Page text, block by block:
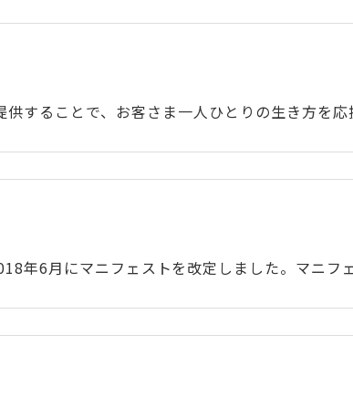
することで、お客さま一人ひとりの生き方を
6月にマニフェストを改定しました。マ